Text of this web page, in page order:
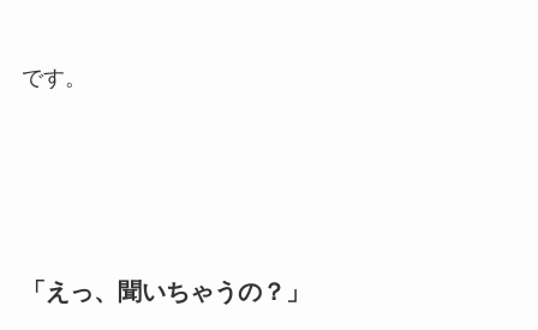
です。
「えっ、聞いちゃうの？」